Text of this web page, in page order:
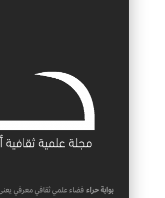
بوابة حراء فضاء علمي ثقافي معرفي